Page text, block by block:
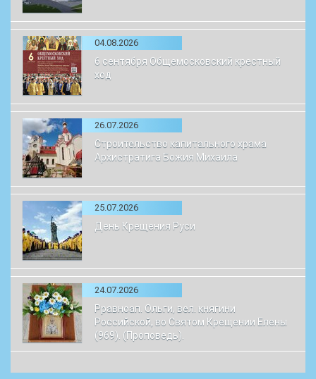
04.08.2026
6 сентября Общемосковский крестный
ход
26.07.2026
Строительство капитального храма
Архистратига Божия Михаила
25.07.2026
День Крещения Руси
24.07.2026
Рравноап. Ольги, вел. княгини
Российской, во Святом Крещении Елены
(969). (Проповедь).